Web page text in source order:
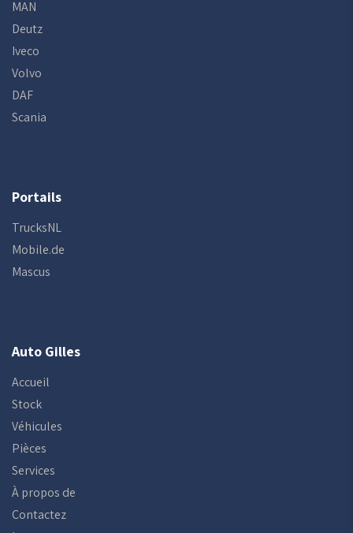
MAN
Deutz
Iveco
Volvo
DAF
Scania
Portails
TrucksNL
Mobile.de
Mascus
Auto Gilles
Accueil
Stock
Véhicules
Pièces
Services
À propos de
Contactez